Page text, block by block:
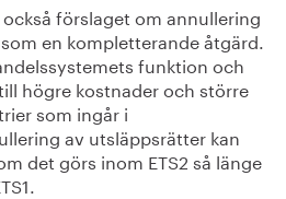
förslaget om annullering
en kompletterande åtgärd.
funktion och
högre kostnader och större
som ingår i
av utsläppsrätter kan
det görs inom ETS2 så länge